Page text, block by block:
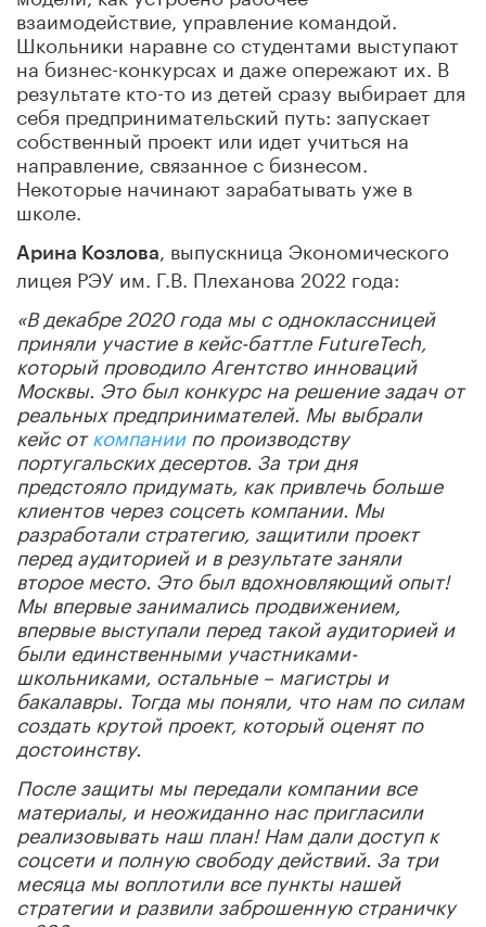
взаимодействие, управление командой.
Школьники наравне со студентами выступают
на бизнес-конкурсах и даже опережают их. В
результате кто-то из детей сразу выбирает для
себя предпринимательский путь: запускает
собственный проект или идет учиться на
направление, связанное с бизнесом.
Некоторые начинают зарабатывать уже в
школе.
Арина Козлова
, выпускница Экономического
лицея РЭУ им. Г.В. Плеханова 2022 года:
«В декабре 2020 года мы с одноклассницей
приняли участие в кейс-баттле FutureTech,
который проводило Агентство инноваций
Москвы. Это был конкурс на решение задач от
реальных предпринимателей. Мы выбрали
кейс откомпаниипо производству
португальских десертов. За три дня
предстояло придумать, как привлечь больше
клиентов через соцсеть компании. Мы
разработали стратегию, защитили проект
перед аудиторией и в результате заняли
второе место. Это был вдохновляющий опыт!
Мы впервые занимались продвижением,
впервые выступали перед такой аудиторией и
были единственными участниками-
школьниками, остальные – магистры и
бакалавры. Тогда мы поняли, что нам по силам
создать крутой проект, который оценят по
достоинству.
После защиты мы передали компании все
материалы, и неожиданно нас пригласили
реализовывать наш план! Нам дали доступ к
соцсети и полную свободу действий. За три
месяца мы воплотили все пункты нашей
стратегии и развили заброшенную страничку